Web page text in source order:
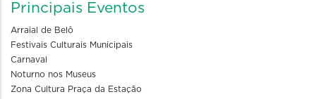
Principais Eventos
Arraial de Belô
Festivais Culturais Municipais
Carnaval
Noturno nos Museus
Zona Cultura Praça da Estação